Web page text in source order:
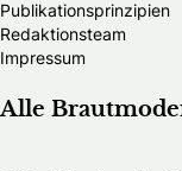
Publikationsprinzipien
Redaktionsteam
Impressum
Alle